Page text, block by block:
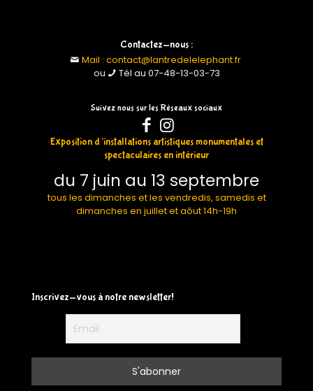
Contactez-nous :
Mail : contact@lantredelelephant.fr
ou
Tél au 07-48-13-03-73
Suivez nous sur les Réseaux sociaux
Exposition d’installations artistiques monumentales et
spectaculaires en intérieur
du 7 juin au 13 septembre
tous les dimanches et les vendredis, samedis et
dimanches en juillet et aôut 14h-19h
Inscrivez-vous à notre newsletter!